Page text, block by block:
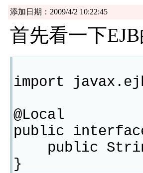
添加日期：2009/4/2 10:22:45
首先看一下EJB
import
@Local
public interface
public
}